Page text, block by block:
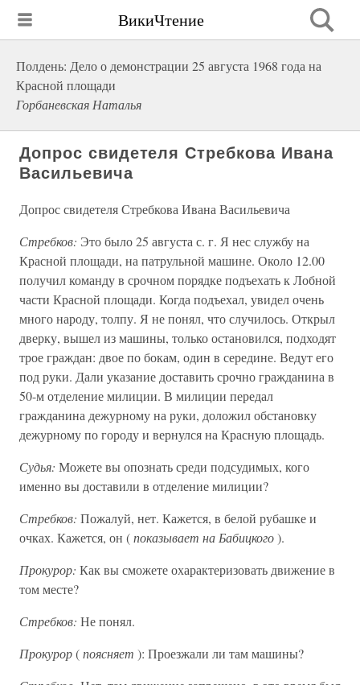
ВикиЧтение
Полдень: Дело о демонстрации 25 августа 1968 года на
Красной площади
Горбаневская Наталья
Допрос свидетеля Стребкова Ивана
Васильевича
Допрос свидетеля Стребкова Ивана Васильевича
Стребков: Это было 25 августа с. г. Я нес службу на
Красной площади, на патрульной машине. Около 12.00
получил команду в срочном порядке подъехать к Лобной
части Красной площади. Когда подъехал, увидел очень
много народу, толпу. Я не понял, что случилось. Открыл
дверку, вышел из машины, только остановился, подходят
трое граждан: двое по бокам, один в середине. Ведут его
под руки. Дали указание доставить срочно гражданина в
50-м отделение милиции. В милиции передал
гражданина дежурному на руки, доложил обстановку
дежурному по городу и вернулся на Красную площадь.
Судья: Можете вы опознать среди подсудимых, кого
именно вы доставили в отделение милиции?
Стребков: Пожалуй, нет. Кажется, в белой рубашке и
очках. Кажется, он (показывает на Бабицкого).
Прокурор: Как вы сможете охарактеризовать движение в
том месте?
Стребков: Не понял.
Прокурор(поясняет ): Проезжали ли там машины?